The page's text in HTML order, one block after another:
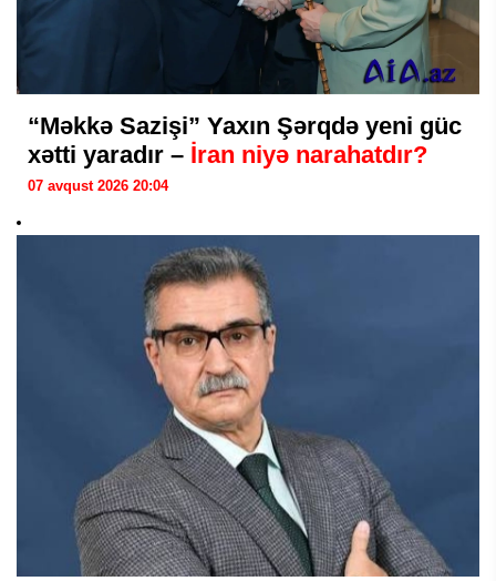
“Məkkə Sazişi” Yaxın Şərqdə yeni güc
xətti yaradır – İran niyə narahatdır?
07 avqust 2026 20:04